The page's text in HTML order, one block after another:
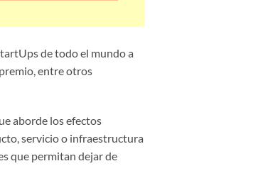
de todo el mundo a
entre otros
aborde los efectos
servicio o infraestructura
que permitan dejar de